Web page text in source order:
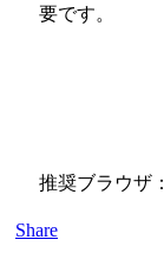
要です。
推奨ブラウザ
Share